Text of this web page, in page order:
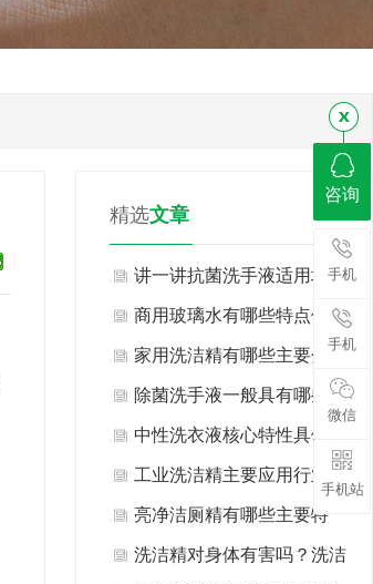
精选文章
讲一讲抗菌洗手液适用场景
与不适用场景有哪些？
商用玻璃水有哪些特点优
势？
家用洗洁精有哪些主要分
类？
除菌洗手液一般具有哪些特
点？
中性洗衣液核心特性具体有
哪些表现？
工业洗洁精主要应用行业及
场景有哪些？
亮净洁厕精有哪些主要特
点？
洗洁精对身体有害吗？洗洁
咨询
手机
手机
微信
手机站